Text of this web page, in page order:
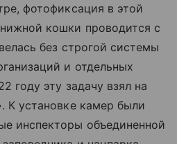
фотофиксация в этой
кошки проводится с
без строгой системы
и отдельных
году эту задачу взял на
К установке камер были
инспекторы объединенной